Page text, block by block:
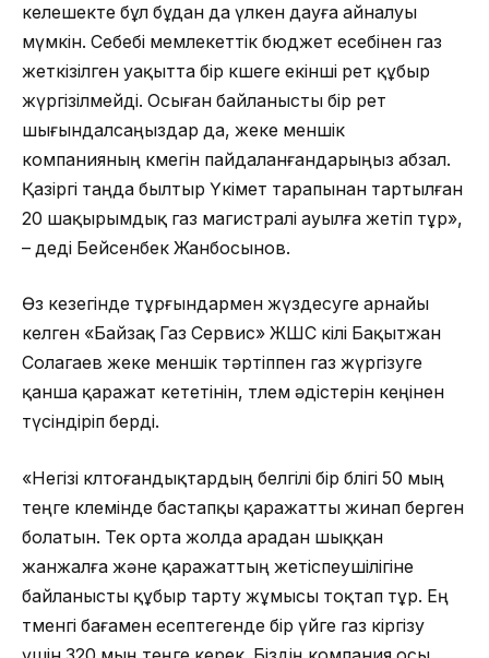
келешекте бұл бұдан да үлкен дауға айналуы
мүмкін. Себебі мемлекеттік бюджет есебінен газ
жеткізілген уақытта бір көшеге екінші рет құбыр
жүргізілмейді. Осыған байланысты бір рет
шығындалсаңыздар да, жеке меншік
компанияның көмегін пайдаланғандарыңыз абзал.
Қазіргі таңда былтыр Үкімет тарапынан тартылған
20 шақырымдық газ магистралі ауылға жетіп тұр»,
– деді Бейсенбек Жанбосынов.
Өз кезегінде тұрғындармен жүздесуге арнайы
келген «Байзақ Газ Сервис» ЖШС өкілі Бақытжан
Солагаев жеке меншік тәртіппен газ жүргізуге
қанша қаражат кететінін, төлем әдістерін кеңінен
түсіндіріп берді.
«Негізі көлтоғандықтардың белгілі бір бөлігі 50 мың
теңге көлемінде бастапқы қаражатты жинап берген
болатын. Тек орта жолда арадан шыққан
жанжалға және қаражаттың жетіспеушілігіне
байланысты құбыр тарту жұмысы тоқтап тұр. Ең
төменгі бағамен есептегенде бір үйге газ кіргізу